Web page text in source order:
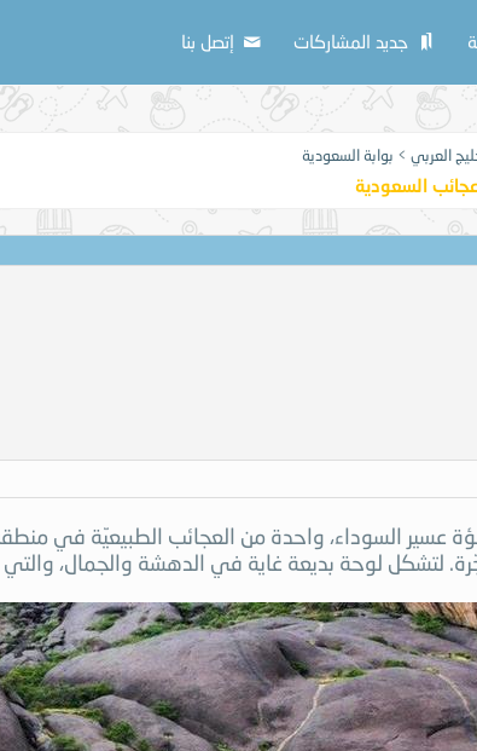
جديد المشاركات إتصل بنا
العربي > بوابة السعودية
السعودية
عسير السوداء، واحدة من العجائب الطبيعيّة في
لتشكل لوحة بديعة غاية في الدهشة والجمال،